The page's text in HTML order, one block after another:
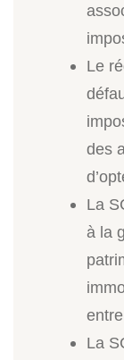
Le
des
La
à la
La